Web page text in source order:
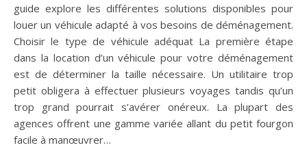
guide explore les différentes solutions disponibles pour
louer un véhicule adapté à vos besoins de déménagement.
Choisir le type de véhicule adéquat La première étape
dans la location d’un véhicule pour votre déménagement
est de déterminer la taille nécessaire. Un utilitaire trop
petit obligera à effectuer plusieurs voyages tandis qu’un
trop grand pourrait s’avérer onéreux. La plupart des
agences offrent une gamme variée allant du petit fourgon
facile à manœuvrer…